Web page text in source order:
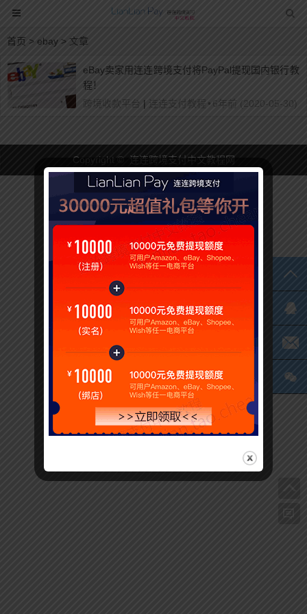
首页 > ebay > 文章
eBay卖家用连连跨境支付将PayPal提现国内银行教
程！
跨境收款平台 | 连连支付教程 • 6年前 (2020-05-30)
Copyright © 连连跨境支付中文教程网
电
微